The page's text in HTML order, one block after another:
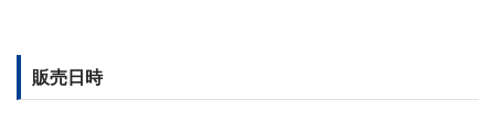
販売日時